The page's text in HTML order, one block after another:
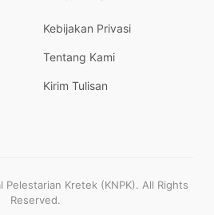
Kebijakan Privasi
Tentang Kami
Kirim Tulisan
Kretek (KNPK). All Rights
Reserved.